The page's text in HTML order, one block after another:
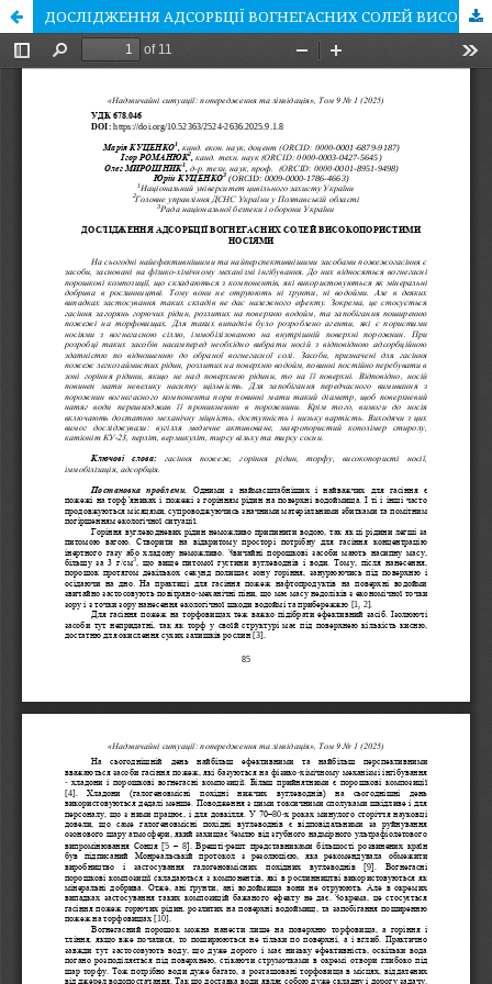
ДОСЛІДЖЕННЯ АДСОРБЦІЇ ВОГНЕГАСНИХ СОЛЕЙ ВИСОКОПОРИСТИМИ НОСІЯМИ